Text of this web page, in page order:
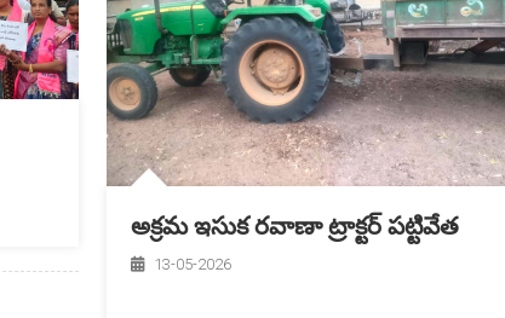
అక్రమ ఇసుక రవాణా ట్రాక్టర్ పట్టివేత
13-05-2026